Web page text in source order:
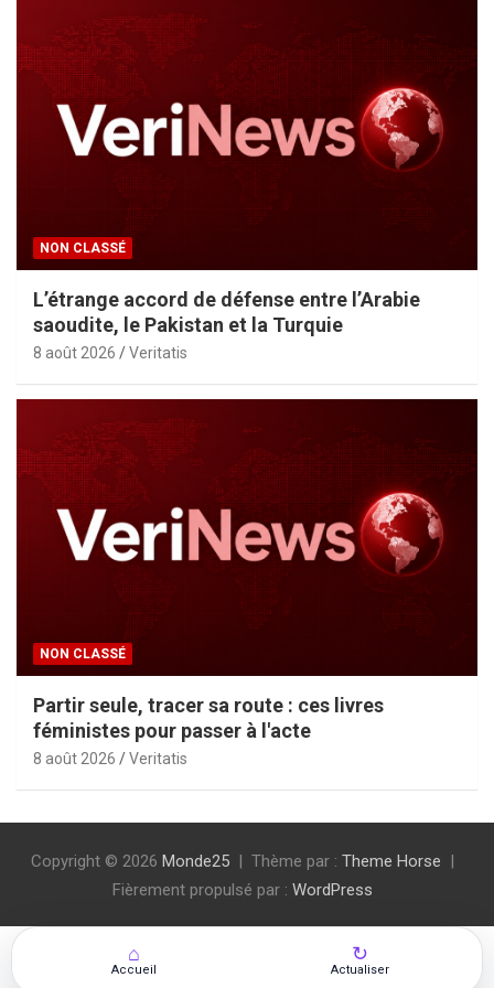
NON CLASSÉ
L’étrange accord de défense entre l’Arabie
saoudite, le Pakistan et la Turquie
8 août 2026 Veritatis
NON CLASSÉ
Partir seule, tracer sa route : ces livres
féministes pour passer à l'acte
8 août 2026 Veritatis
Copyright © 2026 Monde25 Thème par : Theme Horse
Fièrement propulsé par : WordPress
⌂
Accueil
↻
Actualiser